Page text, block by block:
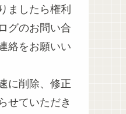
ましたら権利
グのお問い合
絡をお願いい
に削除、修正
せていただき